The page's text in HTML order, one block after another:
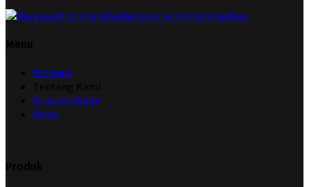
Beranda
Hubungi Kami
News